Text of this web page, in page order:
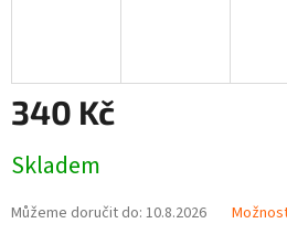
340 Kč
cena:
Skladem
Můžeme doručit do: 10.8.2026